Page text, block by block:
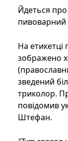
Йдеться
пивоварний
На етикетці
зображено
зведений
триколор.
повідомив
Штефан.